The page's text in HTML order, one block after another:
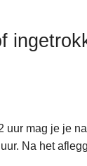
mag je je
Na het